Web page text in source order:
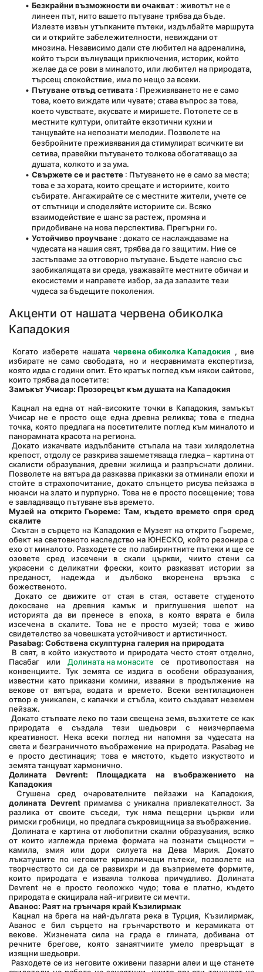
Безкрайни възможности ви очакват : животът не е
линеен път, нито вашето пътуване трябва да бъде.
Излезте извън утъпканите пътеки, издълбайте маршрута
си и открийте забележителности, невиждани от
мнозина. Независимо дали сте любител на адреналина,
който търси вълнуващи приключения, историк, който
желае да се рови в миналото, или любител на природата,
търсещ спокойствие, има по нещо за всеки.
Пътуване отвъд сетивата : Преживяването не е само
това, което виждате или чувате; става въпрос за това,
което чувствате, вкусвате и миришете. Потопете се в
местните култури, опитайте екзотични кухни и
танцувайте на непознати мелодии. Позволете на
безбройните преживявания да стимулират всичките ви
сетива, правейки пътуването толкова обогатяващо за
душата, колкото и за ума.
Свържете се и растете : Пътуването не е само за места;
това е за хората, които срещате и историите, които
събирате. Ангажирайте се с местните жители, учете се
от спътници и споделяйте историите си. Всяко
взаимодействие е шанс за растеж, промяна и
придобиване на нова перспектива. Прегърни го.
Устойчиво проучване : докато се наслаждаваме на
чудесата на нашия свят, трябва да го защитим. Ние се
застъпваме за отговорно пътуване. Бъдете наясно със
заобикалящата ви среда, уважавайте местните обичаи и
екосистеми и направете избор, за да запазите тези
чудеса за бъдещите поколения.
Акценти от нашата червена обиколка
Кападокия
Когато изберете нашата червена обиколка Кападокия , вие
избирате не само свободата, но и несравнимата експертиза,
която идва с години опит. Ето кратък поглед към някои сайтове,
които трябва да посетите:
Замъкът Учисар: Прозорецът към душата на Кападокия
Учисар не е просто още една древна реликва; това е гледна
точка, която предлага на посетителите поглед към миналото и
панорамната красота на региона.
Докато изкачвате издълбаните стъпала на тази хилядолетна
крепост, отдолу се разкрива зашеметяваща гледка – картина от
скалисти образувания, древни жилища и разпръснати долини.
Позволете на вятъра да разказва приказки за отминали епохи и
стойте в страхопочитание, докато слънцето рисува пейзажа в
нюанси на злато и пурпурно. Това не е просто посещение; това
е завладяващо пътуване във времето.
Музей на открито Гьореме: Там, където времето спря сред
скалите
Скътан в сърцето на Кападокия е Музеят на открито Гьореме,
обект на световното наследство на ЮНЕСКО, който резонира с
ехо от миналото. Разходете се по лабиринтните пътеки и ще се
озовете сред изсечени в скали църкви, чиито стени са
украсени с деликатни фрески, които разказват истории за
преданост, надежда и дълбоко вкоренена връзка с
божественото.
Докато се движите от стая в стая, оставете студеното
докосване на древния камък и приглушения шепот на
историята да ви пренесе в епоха, в която вярата е била
изсечена в скалите. Това не е просто музей; това е живо
свидетелство за човешката устойчивост и артистичност.
Pasabag: Собствена скулптурна галерия на природата
Пасабаг или Долината на монасите се противопоставя на
конвенциите. Тук земята се издига в особени образувания,
известни като приказни комини, изваяни в продължение на
векове от вятъра, водата и времето. Всеки вентилационен
отвор е уникален, с капачки и стъбла, които създават неземен
пейзаж.
природата е създала тези шедьоври с неизчерпаема
креативност. Нека всеки поглед ни напомня за чудесата на
света и безграничното въображение на природата. Pasabag не
е просто дестинация; това е мястото, където изкуството и
земята танцуват хармонично.
Долината Devrent: Площадката на въображението на
Кападокия
долината Devrent примамва с уникална привлекателност. За
разлика от своите съседи, тук няма пещерни църкви или
римски гробници, но предлага съкровищница за въображение.
от които изглежда приема формата на познати същности –
камила, змия или дори силуета на Дева Мария. Докато
лъкатушите по неговите криволичещи пътеки, позволете на
творчеството си да се развихри и да възприемете формите,
които природата е изваяла толкова причудливо. Долината
Devrent не е просто геоложко чудо; това е платно, където
природата е скицирала най-игривите си мечти.
Аванос: Раят на грънчаря край Къзилирмак
Аванос е бил сърцето на грънчарството и керамиката от
векове. Жизнената сила на града е глината, добивана от
речните брегове, която занаятчиите умело превръщат в
изящни шедьоври.